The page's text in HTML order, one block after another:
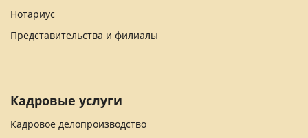
Нотариус
Представительства и филиалы
Кадровые услуги
Кадровое делопроизводство